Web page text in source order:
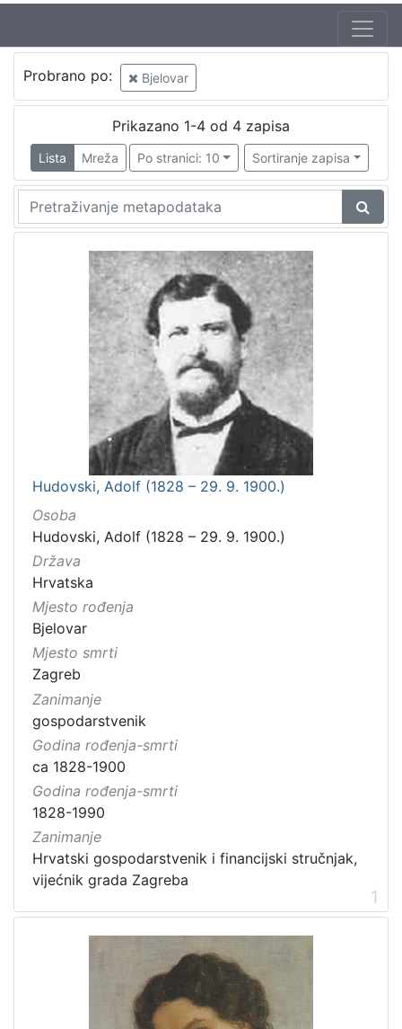
Probrano po: Bjelovar
Prikazano 1-4 od 4 zapisa
Lista Mreža Po stranici: 10 Sortiranje zapisa
Hudovski, Adolf (1828 – 29. 9. 1900.)
Osoba
Hudovski, Adolf (1828 – 29. 9. 1900.)
Država
Hrvatska
Mjesto rođenja
Bjelovar
Mjesto smrti
Zagreb
Zanimanje
gospodarstvenik
Godina rođenja-smrti
ca 1828-1900
Godina rođenja-smrti
1828-1990
Zanimanje
Hrvatski gospodarstvenik i financijski stručnjak,
vijećnik grada Zagreba
1